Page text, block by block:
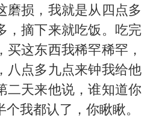
磨损，我就是从四点多
，摘下来就吃饭。吃完
这东西我稀罕稀罕，
八点多九点来钟我给他
二天来他说，谁知道你
我都认了，你瞅瞅。